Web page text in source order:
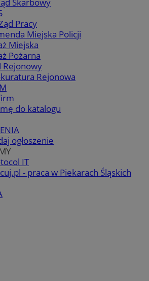
Pracy
Miejska Policji
Miejska
Pożarna
Rejonowy
Rejonowa
do katalogu
ogłoszenie
IT
- praca w Piekarach Śląskich